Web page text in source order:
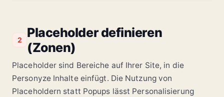
2
Placeholder definieren
(Zonen)
Placeholder sind Bereiche auf Ihrer Site, in die
Personyze Inhalte einfügt. Die Nutzung von
Placeholdern statt Popups lässt Personalisierung